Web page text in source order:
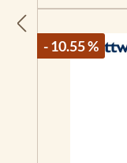
- 10.55 %